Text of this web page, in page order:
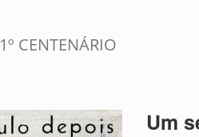
1º CENTENÁRIO
Um